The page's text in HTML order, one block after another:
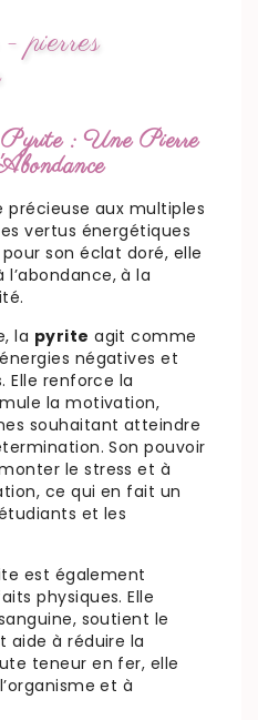
pierres
: Une Pierre
précieuse aux multiples
vertus énergétiques
son éclat doré, elle
à la
la pyrite agit comme
négatives et
Elle renforce la
la motivation,
souhaitant atteindre
Son pouvoir
le stress et à
ce qui en fait un
et les
est également
physiques. Elle
soutient le
aide à réduire la
teneur en fer, elle
et à